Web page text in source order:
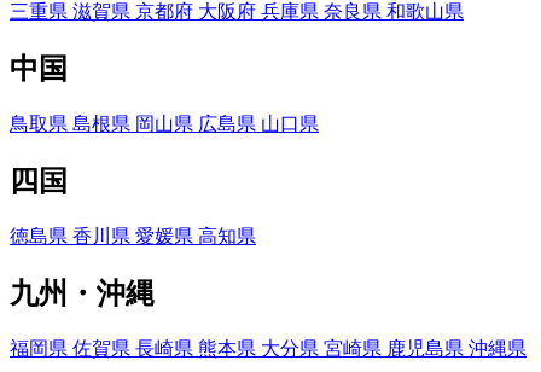
三重県 滋賀県 京都府 大阪府 兵庫県 奈良県 和歌山県
中国
鳥取県 島根県 岡山県 広島県 山口県
四国
徳島県 香川県 愛媛県 高知県
九州・沖縄
福岡県 佐賀県 長崎県 熊本県 大分県 宮崎県 鹿児島県 沖縄県